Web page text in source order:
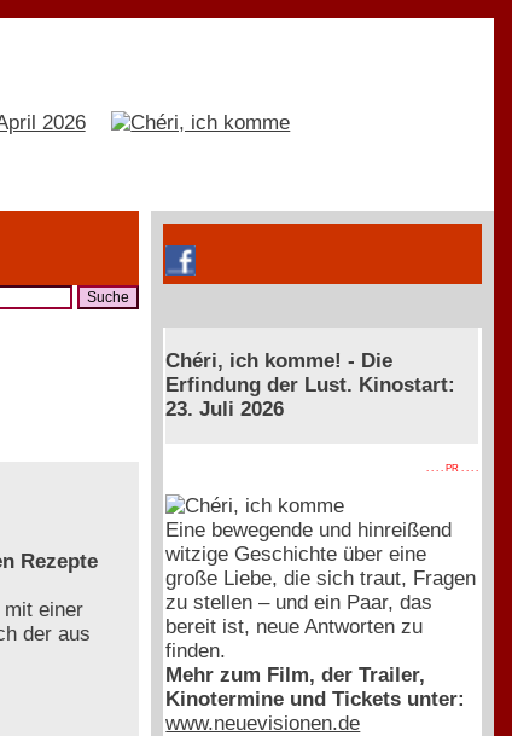
Rezepte
einer
der aus
Chéri, ich komme! - Die
Erfindung der Lust. Kinostart:
23. Juli 2026
. . . . PR . . . .
Eine bewegende und hinreißend
witzige Geschichte über eine
große Liebe, die sich traut, Fragen
zu stellen – und ein Paar, das
bereit ist, neue Antworten zu
finden.
Mehr zum Film, der Trailer,
Kinotermine und Tickets unter:
www.neuevisionen.de